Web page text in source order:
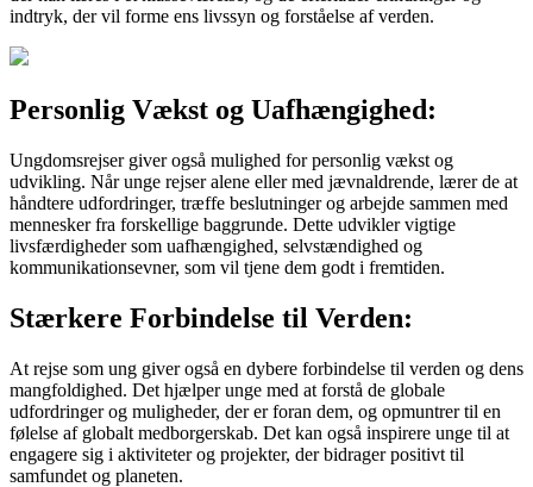
indtryk, der vil forme ens livssyn og forståelse af verden.
Personlig Vækst og Uafhængighed:
Ungdomsrejser giver også mulighed for personlig vækst og
udvikling. Når unge rejser alene eller med jævnaldrende, lærer de at
håndtere udfordringer, træffe beslutninger og arbejde sammen med
mennesker fra forskellige baggrunde. Dette udvikler vigtige
livsfærdigheder som uafhængighed, selvstændighed og
kommunikationsevner, som vil tjene dem godt i fremtiden.
Stærkere Forbindelse til Verden:
At rejse som ung giver også en dybere forbindelse til verden og dens
mangfoldighed. Det hjælper unge med at forstå de globale
udfordringer og muligheder, der er foran dem, og opmuntrer til en
følelse af globalt medborgerskab. Det kan også inspirere unge til at
engagere sig i aktiviteter og projekter, der bidrager positivt til
samfundet og planeten.